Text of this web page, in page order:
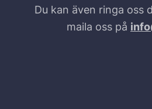
Du kan även ringa oss
maila oss på